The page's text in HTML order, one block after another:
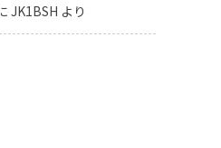
JK1BSH より